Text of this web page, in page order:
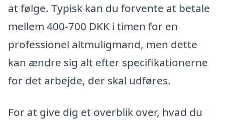
at følge. Typisk kan du forvente at betale
mellem 400-700 DKK i timen for en
professionel altmuligmand, men dette
kan ændre sig alt efter specifikationerne
for det arbejde, der skal udføres.
For at give dig et overblik over, hvad du